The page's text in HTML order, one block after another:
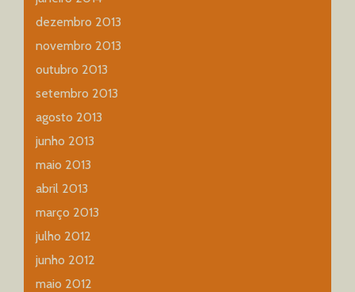
dezembro 2013
novembro 2013
outubro 2013
setembro 2013
agosto 2013
junho 2013
maio 2013
abril 2013
março 2013
julho 2012
junho 2012
maio 2012